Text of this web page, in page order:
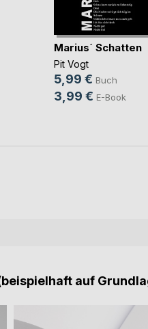
Marius´ Schatten
Pit Vogt
5,99 € Buch
3,99 € E-Book
auf